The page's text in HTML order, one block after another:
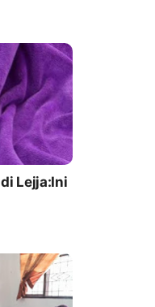
Lejja:Ini